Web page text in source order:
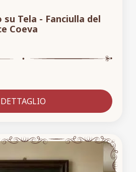
Tela - Fanciulla del
Coeva
DETTAGLIO